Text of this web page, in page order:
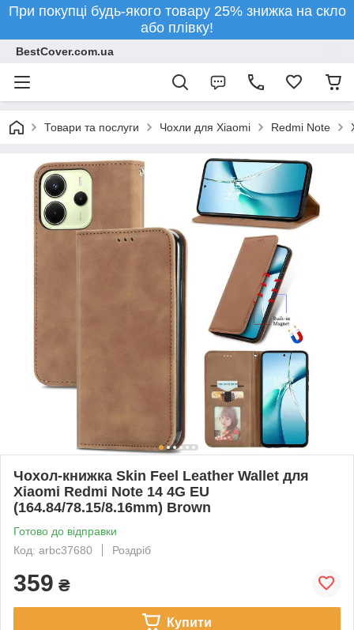
При покупці будь-якого товару 25% знижка на скло
або плівку!
BestCover.com.ua
Товари та послуги Чохли для Xiaomi Redmi Note
Чохол-книжка Skin Feel Leather Wallet для
Xiaomi Redmi Note 14 4G EU
(164.84/78.15/8.16mm) Brown
Готово до відправки
Код: arbc37680
Роздріб
359 ₴
Купити